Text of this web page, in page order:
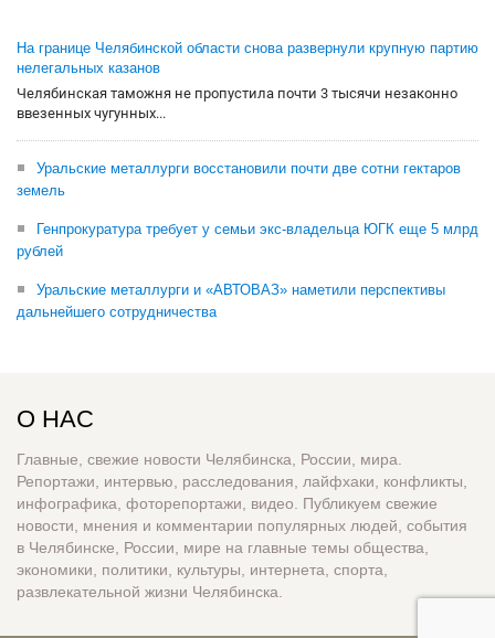
На границе Челябинской области снова развернули крупную партию
нелегальных казанов
Челябинская таможня не пропустила почти 3 тысячи незаконно
ввезенных чугунных...
Уральские металлурги восстановили почти две сотни гектаров
земель
Генпрокуратура требует у семьи экс-владельца ЮГК еще 5 млрд
рублей
Уральские металлурги и «АВТОВАЗ» наметили перспективы
дальнейшего сотрудничества
О НАС
Главные, свежие новости Челябинска, России, мира.
Репортажи, интервью, расследования, лайфхаки, конфликты,
инфографика, фоторепортажи, видео. Публикуем свежие
новости, мнения и комментарии популярных людей, события
в Челябинске, России, мире на главные темы общества,
экономики, политики, культуры, интернета, спорта,
развлекательной жизни Челябинска.